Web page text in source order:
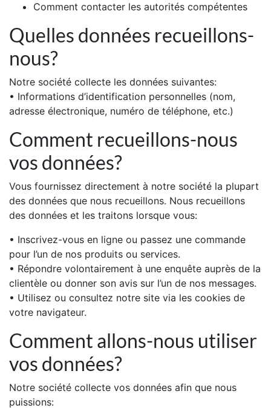
Comment contacter les autorités compétentes
Quelles données recueillons-
nous?
Notre société collecte les données suivantes:
• Informations d’identification personnelles (nom,
adresse électronique, numéro de téléphone, etc.)
Comment recueillons-nous
vos données?
Vous fournissez directement à notre société la plupart
des données que nous recueillons. Nous recueillons
des données et les traitons lorsque vous:
• Inscrivez-vous en ligne ou passez une commande
pour l’un de nos produits ou services.
• Répondre volontairement à une enquête auprès de la
clientèle ou donner son avis sur l’un de nos messages.
• Utilisez ou consultez notre site via les cookies de
votre navigateur.
Comment allons-nous utiliser
vos données?
Notre société collecte vos données afin que nous
puissions: